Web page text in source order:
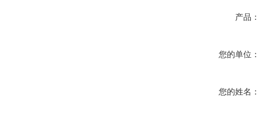
产品：
您的单位：
您的姓名：